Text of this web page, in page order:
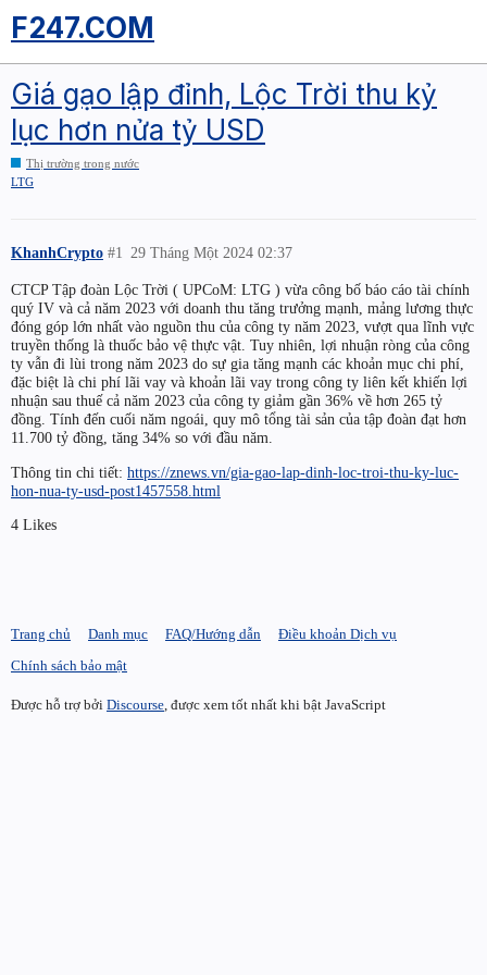
F247.COM
Giá gạo lập đỉnh, Lộc Trời thu kỷ
lục hơn nửa tỷ USD
Thị trường trong nước
LTG
KhanhCrypto 29 Tháng Một 2024 02:37
#1
CTCP Tập đoàn Lộc Trời ( UPCoM: LTG ) vừa công bố báo cáo tài chính
quý IV và cả năm 2023 với doanh thu tăng trưởng mạnh, mảng lương thực
đóng góp lớn nhất vào nguồn thu của công ty năm 2023, vượt qua lĩnh vực
truyền thống là thuốc bảo vệ thực vật. Tuy nhiên, lợi nhuận ròng của công
ty vẫn đi lùi trong năm 2023 do sự gia tăng mạnh các khoản mục chi phí,
đặc biệt là chi phí lãi vay và khoản lãi vay trong công ty liên kết khiến lợi
nhuận sau thuế cả năm 2023 của công ty giảm gần 36% về hơn 265 tỷ
đồng. Tính đến cuối năm ngoái, quy mô tổng tài sản của tập đoàn đạt hơn
11.700 tỷ đồng, tăng 34% so với đầu năm.
Thông tin chi tiết: https://znews.vn/gia-gao-lap-dinh-loc-troi-thu-ky-luc-
hon-nua-ty-usd-post1457558.html
4 Likes
Trang chủ Danh mục FAQ/Hướng dẫn
Điều khoản Dịch vụ
Chính sách bảo mật
Được hỗ trợ bởi Discourse , được xem tốt nhất khi bật JavaScript